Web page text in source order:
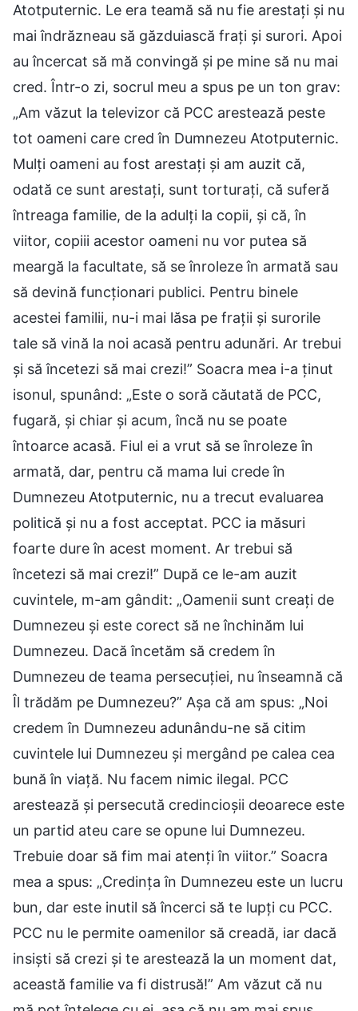
Atotputernic. Le era teamă să nu fie arestați și nu
mai îndrăzneau să găzduiască frați și surori. Apoi
au încercat să mă convingă și pe mine să nu mai
cred. Într-o zi, socrul meu a spus pe un ton grav:
„Am văzut la televizor că PCC arestează peste
tot oameni care cred în Dumnezeu Atotputernic.
Mulți oameni au fost arestați și am auzit că,
odată ce sunt arestați, sunt torturați, că suferă
întreaga familie, de la adulți la copii, și că, în
viitor, copiii acestor oameni nu vor putea să
meargă la facultate, să se înroleze în armată sau
să devină funcționari publici. Pentru binele
acestei familii, nu-i mai lăsa pe frații și surorile
tale să vină la noi acasă pentru adunări. Ar trebui
și să încetezi să mai crezi!” Soacra mea i-a ținut
isonul, spunând: „Este o soră căutată de PCC,
fugară, și chiar și acum, încă nu se poate
întoarce acasă. Fiul ei a vrut să se înroleze în
armată, dar, pentru că mama lui crede în
Dumnezeu Atotputernic, nu a trecut evaluarea
politică și nu a fost acceptat. PCC ia măsuri
foarte dure în acest moment. Ar trebui să
încetezi să mai crezi!” După ce le-am auzit
cuvintele, m-am gândit: „Oamenii sunt creați de
Dumnezeu și este corect să ne închinăm lui
Dumnezeu. Dacă încetăm să credem în
Dumnezeu de teama persecuției, nu înseamnă că
Îl trădăm pe Dumnezeu?” Așa că am spus: „Noi
credem în Dumnezeu adunându-ne să citim
cuvintele lui Dumnezeu și mergând pe calea cea
bună în viață. Nu facem nimic ilegal. PCC
arestează și persecută credincioșii deoarece este
un partid ateu care se opune lui Dumnezeu.
Trebuie doar să fim mai atenți în viitor.” Soacra
mea a spus: „Credința în Dumnezeu este un lucru
bun, dar este inutil să încerci să te lupți cu PCC.
PCC nu le permite oamenilor să creadă, iar dacă
insiști să crezi și te arestează la un moment dat,
această familie va fi distrusă!” Am văzut că nu